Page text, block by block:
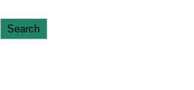
Search